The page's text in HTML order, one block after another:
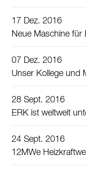
17 Dez. 2016
Neue Maschine für
07 Dez. 2016
Unser Kollege und
28 Sept. 2016
ERK ist weltweit
24 Sept. 2016
12MWe